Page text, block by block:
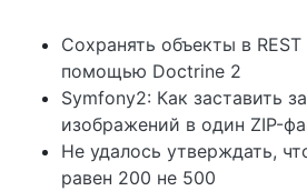
Сохранять объекты в
помощью Doctrine 2
Symfony2: Как заставить
изображений в один ZIP-
Не удалось утверждать,
равен 200 не 500